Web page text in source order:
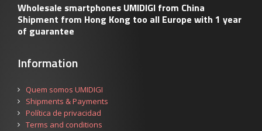
Wholesale smartphones UMIDIGI from China
Shipment from Hong Kong too all Europe with 1 year
of guarantee
Information
Quem somos UMIDIGI
Shipments & Payments
Política de privacidad
Terms and conditions